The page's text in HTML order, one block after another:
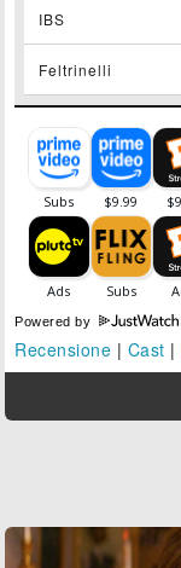
IBS
Feltrinelli
Powered by
Recensione | Cast |